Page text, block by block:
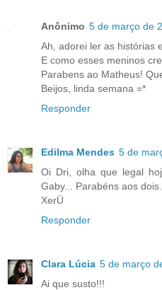
Anônimo 5 de março de
Ah, adorei ler as histórias
E como esses meninos
Parabens ao Matheus!
Beijos, linda semana =*
Responder
Edilma Mendes 5 de
Oi Dri, olha que legal
Gaby... Parabéns aos dois.
XerÜ
Responder
Clara Lúcia 5 de março
Ai que susto!!!